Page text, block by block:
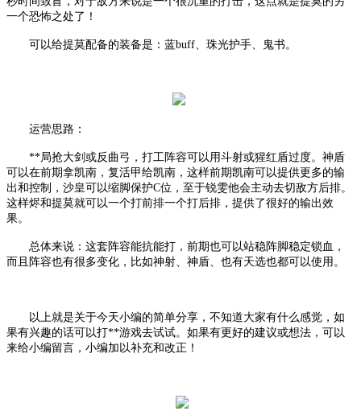
一个恐怖之处了！
可以给提莫配备的装备是：蓝buff、珠光护手、鬼书。
运营思路：
**局抢大剑或反曲弓，打工阵容可以用斗射或猩红盾过度。神盾
可以在前期拿凯南，复活甲给凯南，这样前期凯南可以提供更多的输
出和控制，沙皇可以缩脚保护C位，至于锐雯他会主动去切敌方后排。
这样烬和提莫就可以一个打前排一个打后排，提供了很好的输出效
果。
总体来说：这套阵容能抗能打，前期也可以站稳阵脚稳定锁血，
而且阵容也有很多变化，比如神射、神盾、也有天选也都可以使用。
以上就是关于今天小编的简单分享，不知道大家有什么感觉，如
果有兴趣的话可以打**游戏去试试。如果有更好的建议或想法，可以
来给小编留言，小编加以补充和改正！